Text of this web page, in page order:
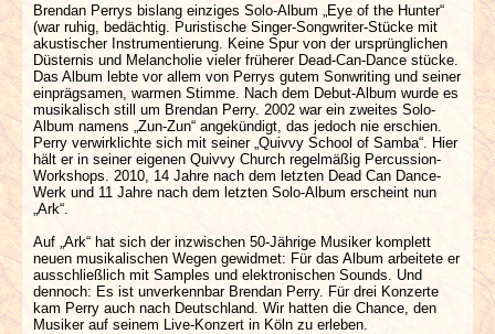
Brendan Perrys bislang einziges Solo-Album „Eye of the Hunter“
(war ruhig, bedächtig. Puristische Singer-Songwriter-Stücke mit
akustischer Instrumentierung. Keine Spur von der ursprünglichen
Düsternis und Melancholie vieler früherer Dead-Can-Dance stücke.
Das Album lebte vor allem von Perrys gutem Sonwriting und seiner
einprägsamen, warmen Stimme. Nach dem Debut-Album wurde es
musikalisch still um Brendan Perry. 2002 war ein zweites Solo-
Album namens „Zun-Zun“ angekündigt, das jedoch nie erschien.
Perry verwirklichte sich mit seiner „Quivvy School of Samba“. Hier
hält er in seiner eigenen Quivvy Church regelmäßig Percussion-
Workshops. 2010, 14 Jahre nach dem letzten Dead Can Dance-
Werk und 11 Jahre nach dem letzten Solo-Album erscheint nun
„Ark“.
Auf „Ark“ hat sich der inzwischen 50-Jährige Musiker komplett
neuen musikalischen Wegen gewidmet: Für das Album arbeitete er
ausschließlich mit Samples und elektronischen Sounds. Und
dennoch: Es ist unverkennbar Brendan Perry. Für drei Konzerte
kam Perry auch nach Deutschland. Wir hatten die Chance, den
Musiker auf seinem Live-Konzert in Köln zu erleben.